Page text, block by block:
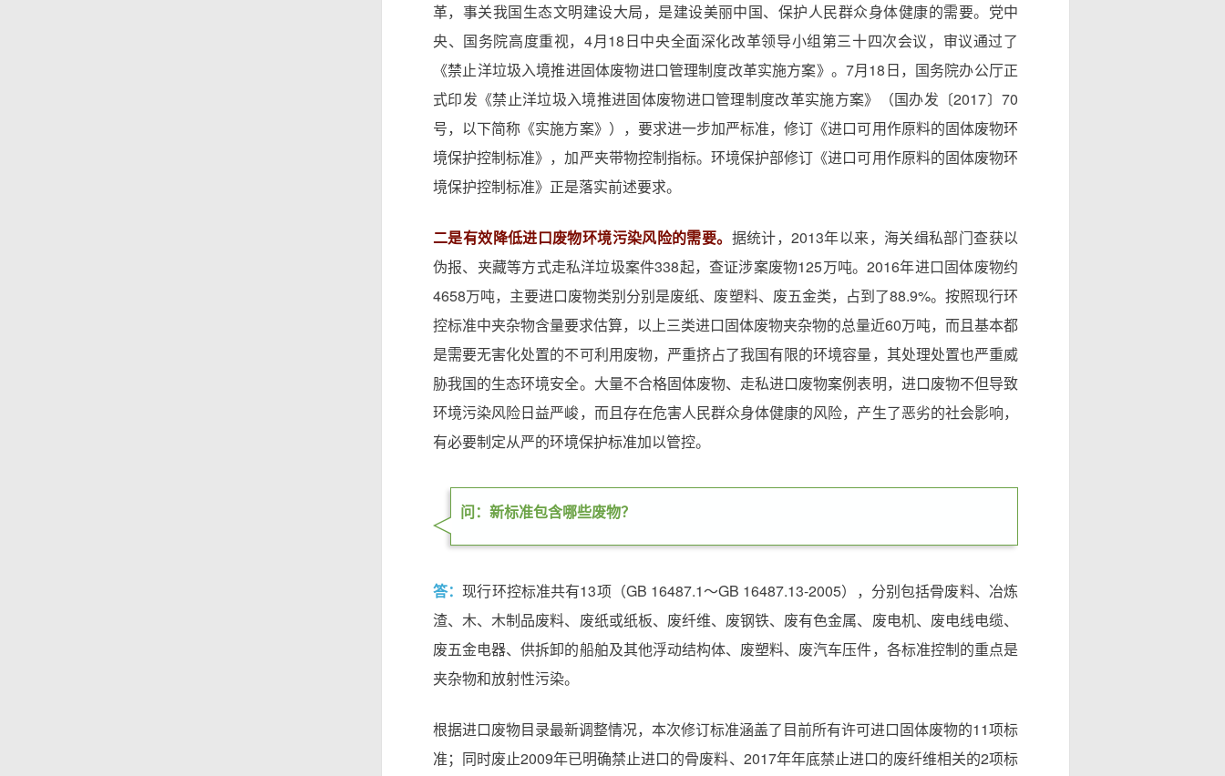
革，事关我国生态文明建设大局，是建设美丽中国、保护人民群众身体健康的需要。党中
央、国务院高度重视，4月18日中央全面深化改革领导小组第三十四次会议，审议通过了
《禁止洋垃圾入境推进固体废物进口管理制度改革实施方案》。7月18日，国务院办公厅正
式印发《禁止洋垃圾入境推进固体废物进口管理制度改革实施方案》（国办发〔2017〕70
号，以下简称《实施方案》），要求进一步加严标准，修订《进口可用作原料的固体废物环
境保护控制标准》，加严夹带物控制指标。环境保护部修订《进口可用作原料的固体废物环
境保护控制标准》正是落实前述要求。
二是有效降低进口废物环境污染风险的需要。 据统计，2013年以来，海关缉私部门查获以
伪报、夹藏等方式走私洋垃圾案件338起，查证涉案废物125万吨。2016年进口固体废物约
4658万吨，主要进口废物类别分别是废纸、废塑料、废五金类，占到了88.9%。按照现行环
控标准中夹杂物含量要求估算，以上三类进口固体废物夹杂物的总量近60万吨，而且基本都
是需要无害化处置的不可利用废物，严重挤占了我国有限的环境容量，其处理处置也严重威
胁我国的生态环境安全。大量不合格固体废物、走私进口废物案例表明，进口废物不但导致
环境污染风险日益严峻，而且存在危害人民群众身体健康的风险，产生了恶劣的社会影响，
有必要制定从严的环境保护标准加以管控。
问：新标准包含哪些废物？
答：现行环控标准共有13项（GB 16487.1～GB 16487.13-2005），分别包括骨废料、冶炼
渣、木、木制品废料、废纸或纸板、废纤维、废钢铁、废有色金属、废电机、废电线电缆、
废五金电器、供拆卸的船舶及其他浮动结构体、废塑料、废汽车压件，各标准控制的重点是
夹杂物和放射性污染。
根据进口废物目录最新调整情况，本次修订标准涵盖了目前所有许可进口固体废物的11项标
准；同时废止2009年已明确禁止进口的骨废料、2017年年底禁止进口的废纤维相关的2项标